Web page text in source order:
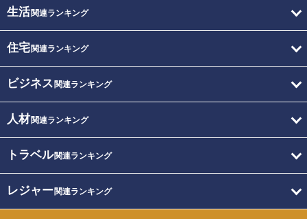
生活関連ランキング
住宅関連ランキング
ビジネス 関連ランキング
人材関連ランキング
トラベル関連ランキング
レジャー関連ランキング